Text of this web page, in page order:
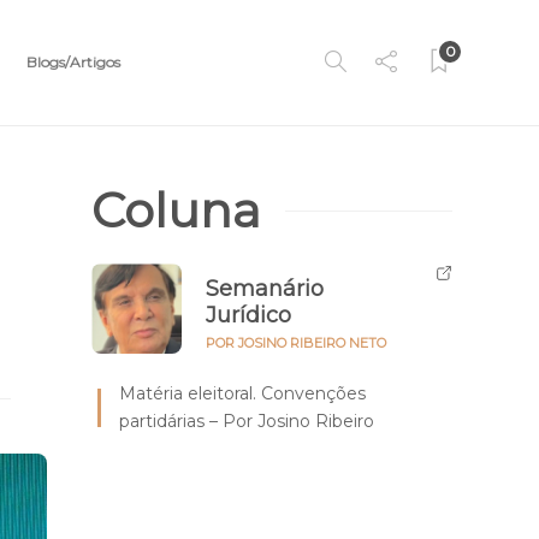
Blogs/Artigos
0
Coluna
Semanário
Jurídico
POR JOSINO RIBEIRO NETO
Matéria eleitoral. Convenções
partidárias – Por Josino Ribeiro